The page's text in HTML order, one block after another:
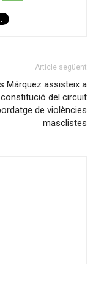
Article següent
Márquez assisteix a
constitució del circuit
de violències
masclistes